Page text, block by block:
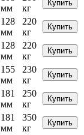
мм
кг
Купить
128
мм
220
кг
Купить
128
мм
220
кг
Купить
155
мм
230
кг
Купить
181
мм
250
кг
Купить
181
мм
350
кг
Купить